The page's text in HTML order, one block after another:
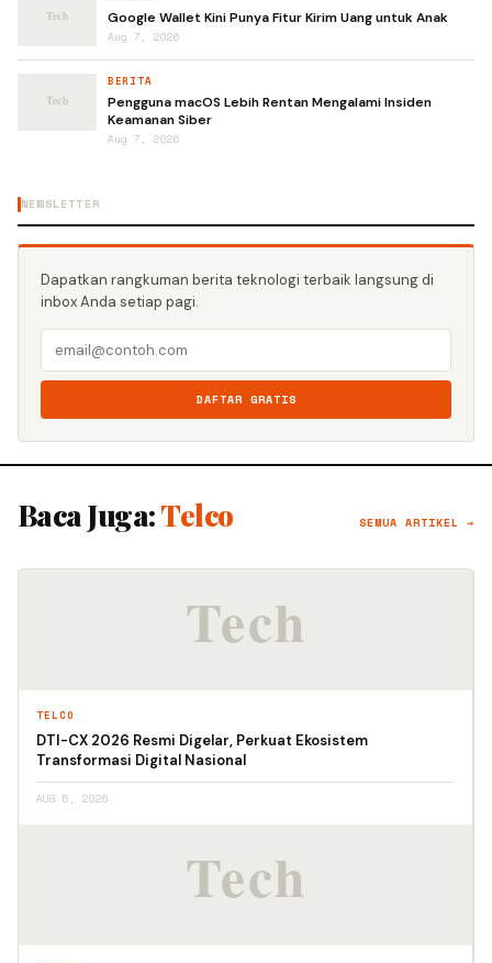
Google Wallet Kini Punya Fitur Kirim Uang untuk Anak
Aug 7, 2026
BERITA
Pengguna macOS Lebih Rentan Mengalami Insiden
Keamanan Siber
Aug 7, 2026
NEWSLETTER
Dapatkan rangkuman berita teknologi terbaik langsung di
inbox Anda setiap pagi.
DAFTAR GRATIS
Baca Juga:Telco SEMUA ARTIKEL →
TELCO
DTI-CX 2026 Resmi Digelar, Perkuat Ekosistem
Transformasi Digital Nasional
AUG 5, 2026